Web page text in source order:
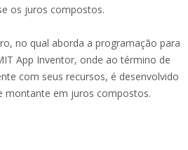
os juros compostos.
no qual aborda a programação para
App Inventor, onde ao término de
com seus recursos, é desenvolvido
montante em juros compostos.